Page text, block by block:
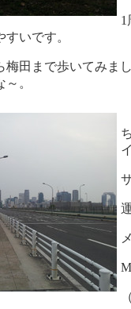
1
いです。
田まで歩いてみまし
。